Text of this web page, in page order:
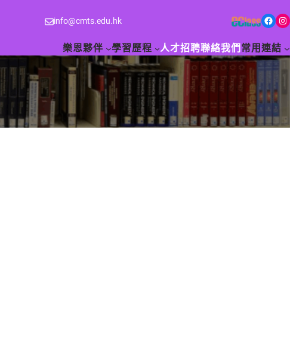
info@cmts.edu.hk Facebook Instagram
樂恩夥伴 學習歷程 人才招聘聯絡我們 常用連結